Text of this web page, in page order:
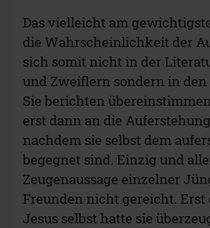
Das vielleicht am
die Wahrscheinlichkeit der
sich somit nicht in der
und Zweiflern sondern in den
Sie berichten
erst dann an die
nachdem sie selbst dem
begegnet sind. Einzig und
Zeugenaussage einzelner
Freunden nicht gereicht.
Jesus selbst hatte sie